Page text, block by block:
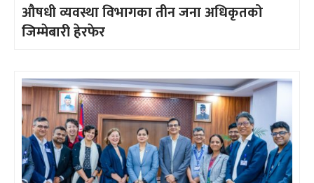
औषधी व्यवस्था विभागका तीन जना अधिकृतको
जिम्मेबारी हेरफेर